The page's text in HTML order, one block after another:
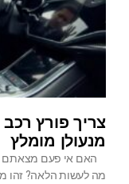
צריך פורץ
מנעולן מומלץ
האם אי פעם מצאתם
מה לעשות הלאה? זהו